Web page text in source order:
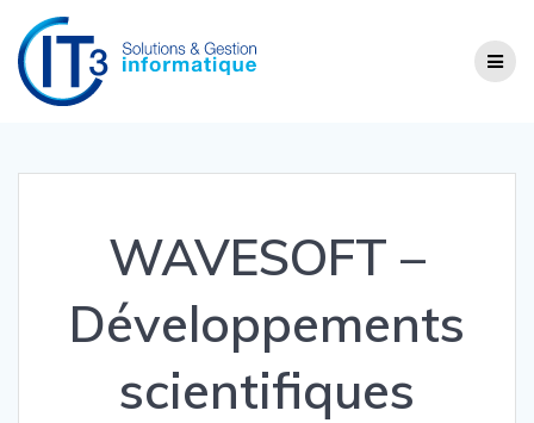
WAVESOFT –
Développements
scientifiques